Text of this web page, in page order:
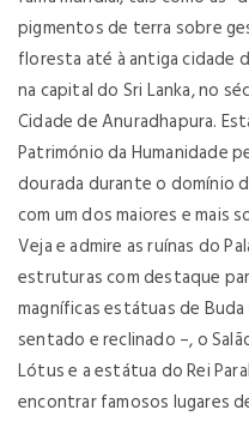
pigmentos de terra sobre
floresta até à antiga cidade
na capital do Sri Lanka, no
Cidade de Anuradhapura.
Património da Humanidade
dourada durante o domínio
com um dos maiores e mais
Veja e admire as ruínas do
estruturas com destaque
magníficas estátuas de
sentado e reclinado –, o
Lótus e a estátua do Rei
encontrar famosos lugares